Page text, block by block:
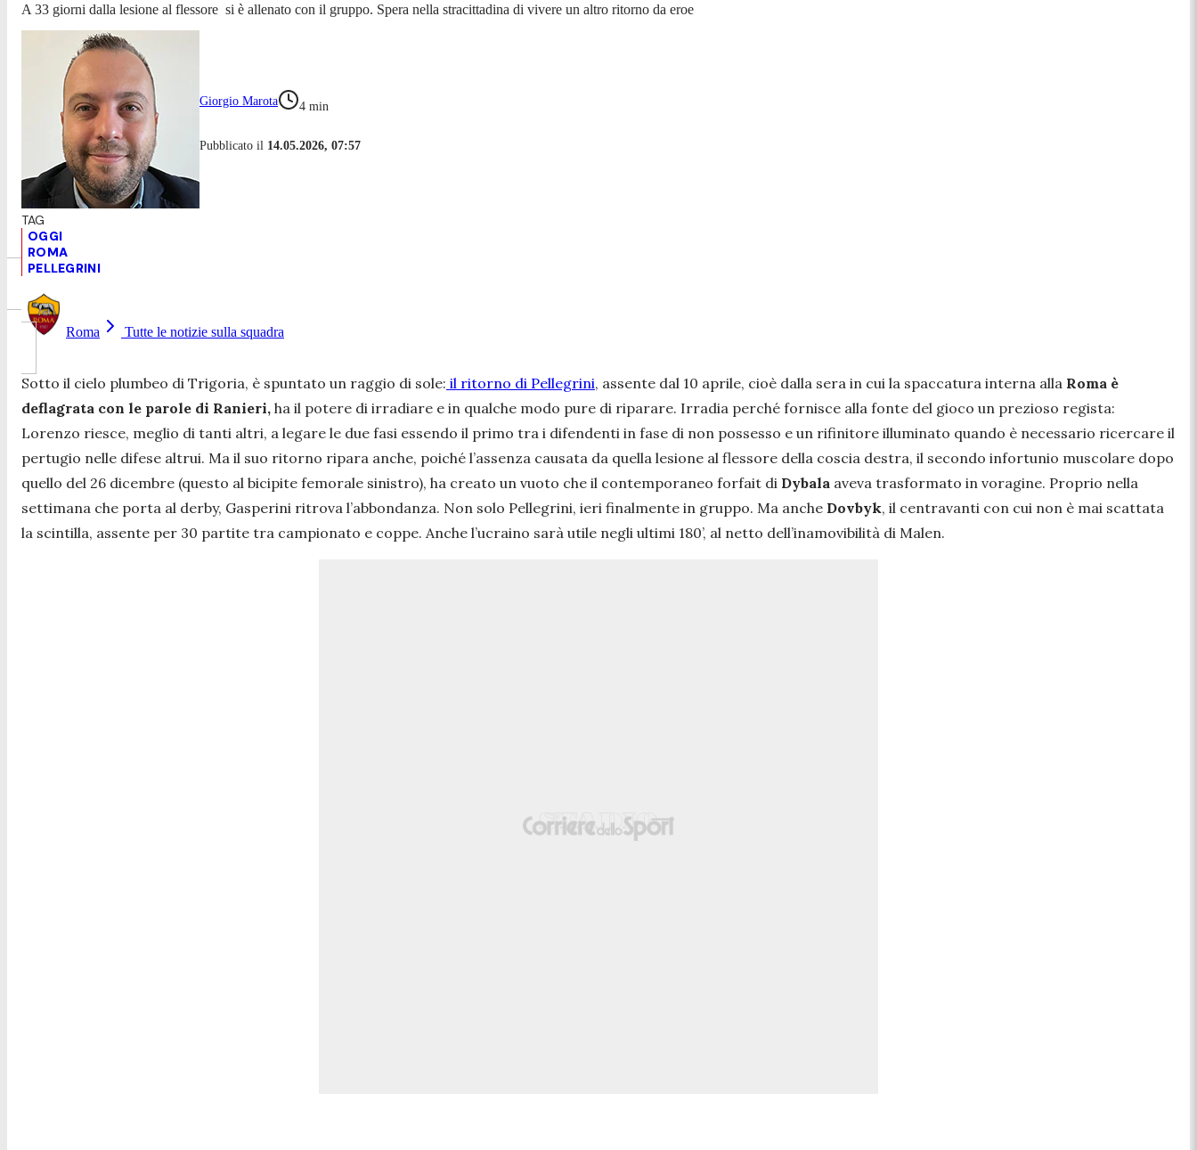
A 33 giorni dalla lesione al flessore si è allenato con il gruppo. Spera nella stracittadina di vivere un altro ritorno da eroe
Giorgio Marota 4 min
Pubblicato il 14.05.2026, 07:57
OGGI
ROMA
PELLEGRINI
Roma Tutte le notizie sulla squadra
Sotto il cielo plumbeo di Trigoria, è spuntato un raggio di sole: il ritorno di Pellegrini, assente dal 10 aprile, cioè dalla sera in cui la spaccatura interna alla Roma è
deflagrata con le parole di Ranieri, ha il potere di irradiare e in qualche modo pure di riparare. Irradia perché fornisce alla fonte del gioco un prezioso regista:
Lorenzo riesce, meglio di tanti altri, a legare le due fasi essendo il primo tra i difendenti in fase di non possesso e un rifinitore illuminato quando è necessario ricercare il
pertugio nelle difese altrui. Ma il suo ritorno ripara anche, poiché l’assenza causata da quella lesione al flessore della coscia destra, il secondo infortunio muscolare dopo
quello del 26 dicembre (questo al bicipite femorale sinistro), ha creato un vuoto che il contemporaneo forfait di Dybala aveva trasformato in voragine. Proprio nella
settimana che porta al derby, Gasperini ritrova l’abbondanza. Non solo Pellegrini, ieri finalmente in gruppo. Ma anche Dovbyk, il centravanti con cui non è mai scattata
la scintilla, assente per 30 partite tra campionato e coppe. Anche l’ucraino sarà utile negli ultimi 180’, al netto dell’inamovibilità di Malen.